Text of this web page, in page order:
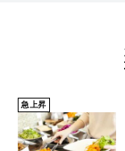
急上昇